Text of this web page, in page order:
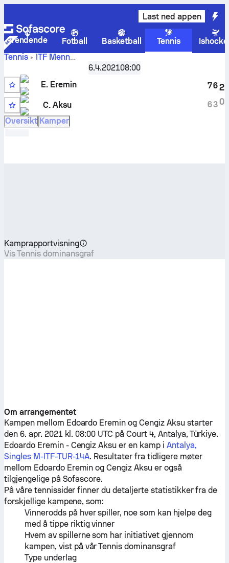
Last ned appen
Trendende Fotball Basketball Tennis
Tennis
ITF Menn
Antalya, Singles M-ITF-TUR-14A,16-delsfinale
Edoardo Eremin
oppgjør
6.4.202108:00
E. Eremin
WC
C. Aksu
7
6
6
3
2
0
Oversikt Kamper
Kamprapportvisning
Vis Tennis dominansgraf
Om arrangementet
Kampen mellom Edoardo Eremin ogCengiz Aksustarter
den 6. apr. 2021 kl. 08:00 UTC på Court 4, Antalya, Türkiye.
Edoardo Eremin- Cengiz Aksu er en kamp i Antalya,
Singles M-ITF-TUR-14A. Resultater fra tidligere møter
mellom Edoardo Eremin ogCengiz Aksu er også
tilgjengelige på Sofascore.
På våre tennissider finner du detaljerte statistikker fra de
forskjellige kampene, som:
Vinnerodds på hver spiller, noe som kan hjelpe deg
med å tippe riktig vinner
Hvem av spillerne som har initiativet gjennom
kampen, vist på vår Tennis dominansgraf
Type underlag